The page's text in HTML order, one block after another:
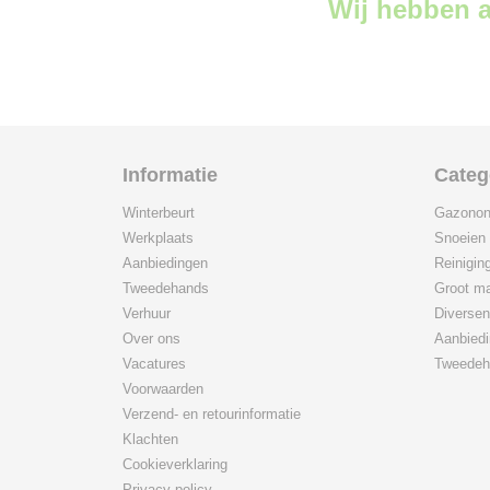
Wij hebben
Informatie
Winterbeurt
Werkplaats
Aanbiedingen
Tweedehands
Verhuur
Over ons
Vacatures
Voorwaarden
Verzend- en retourinformatie
Klachten
Cookieverklaring
Snoeien
Groot
Diversen